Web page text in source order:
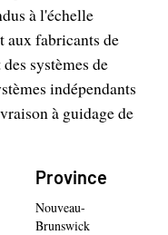
à l'échelle
aux fabricants de
systèmes de
indépendants
à guidage de
Province
Nouveau-
Brunswick